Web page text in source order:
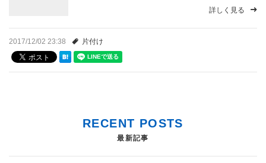
詳しく見る
2017/12/02 23:38 片付け
RECENT POSTS
最新記事